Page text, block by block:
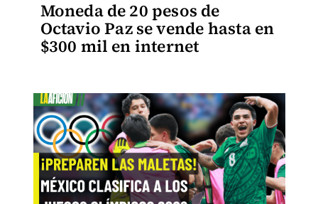
Moneda de 20 pesos de
Octavio Paz se vende hasta en
$300 mil en internet